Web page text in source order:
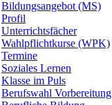
Bildungsangebot (MS)
Profil
Unterrichtsfächer
Wahlpflichtkurse (WPK)
Termine
Soziales Lernen
Klasse im Puls
Berufswahl Vorbereitung